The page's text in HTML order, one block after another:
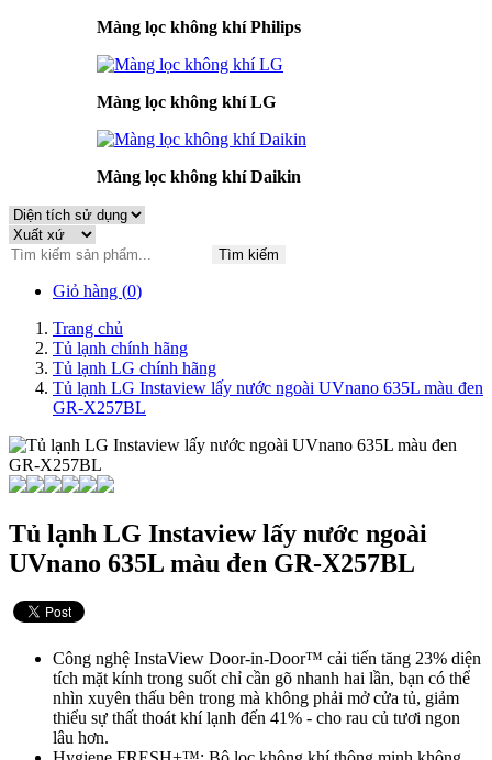
Màng lọc không khí Philips
Màng lọc không khí LG
Màng lọc không khí Daikin
Tìm kiếm
Giỏ hàng (0)
Trang chủ
Tủ lạnh chính hãng
Tủ lạnh LG chính hãng
Tủ lạnh LG Instaview lấy nước ngoài UVnano 635L màu đen
GR-X257BL
Tủ lạnh LG Instaview lấy nước ngoài
UVnano 635L màu đen GR-X257BL
Công nghệ InstaView Door-in-Door™ cải tiến tăng 23% diện
tích mặt kính trong suốt chỉ cần gõ nhanh hai lần, bạn có thể
nhìn xuyên thấu bên trong mà không phải mở cửa tủ, giảm
thiểu sự thất thoát khí lạnh đến 41% - cho rau củ tươi ngon
lâu hơn.